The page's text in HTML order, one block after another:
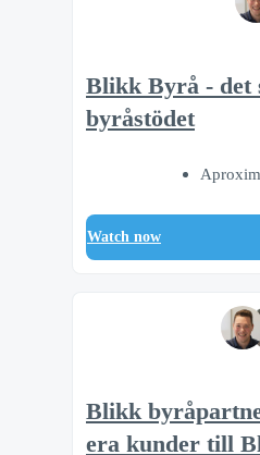
Blikk Byrå - det
byråstödet
Watch now
Blikk
era kunder till